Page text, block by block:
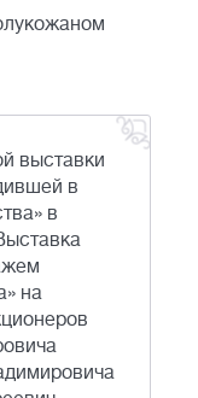
выставки
в
в
на